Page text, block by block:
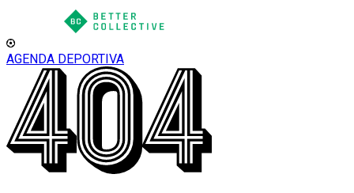
AGENDA DEPORTIVA